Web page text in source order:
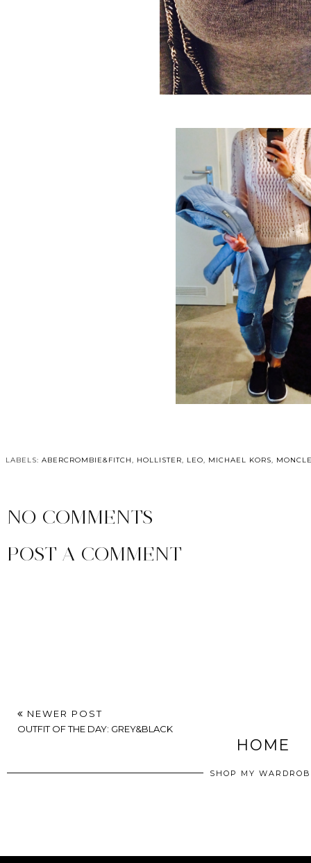
LABELS: ABERCROMBIE&FITCH, HOLLISTER, LEO, MICHAEL KORS,
NO COMMENTS
POST A COMMENT
NEWER POST
OUTFIT OF THE DAY: GREY&BLACK
HOME
SHOP MY